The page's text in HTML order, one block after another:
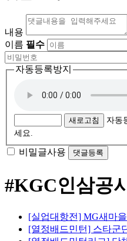
내용
이름 필수
자동등록방지
새로고침
자동
세요.
비밀글사용
#KGC인삼공
[실업대항전] MG새마
[열정배드민턴] 스타군